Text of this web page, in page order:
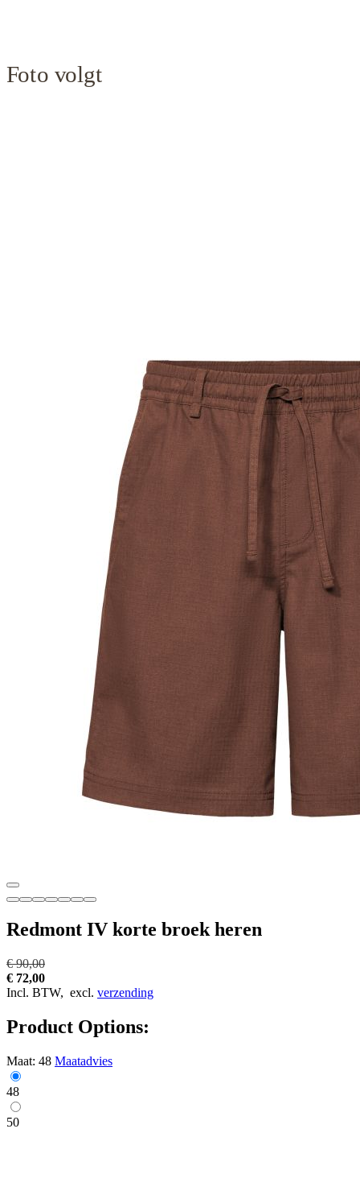
Redmont IV korte broek heren
€ 90,00
€ 72,00
Incl. BTW, excl. verzending
Product Options:
Maat: 48 Maatadvies
48
50